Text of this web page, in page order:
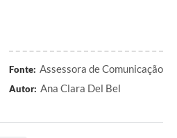
Fonte: Assessora de Comunicação
Autor: Ana Clara Del Bel